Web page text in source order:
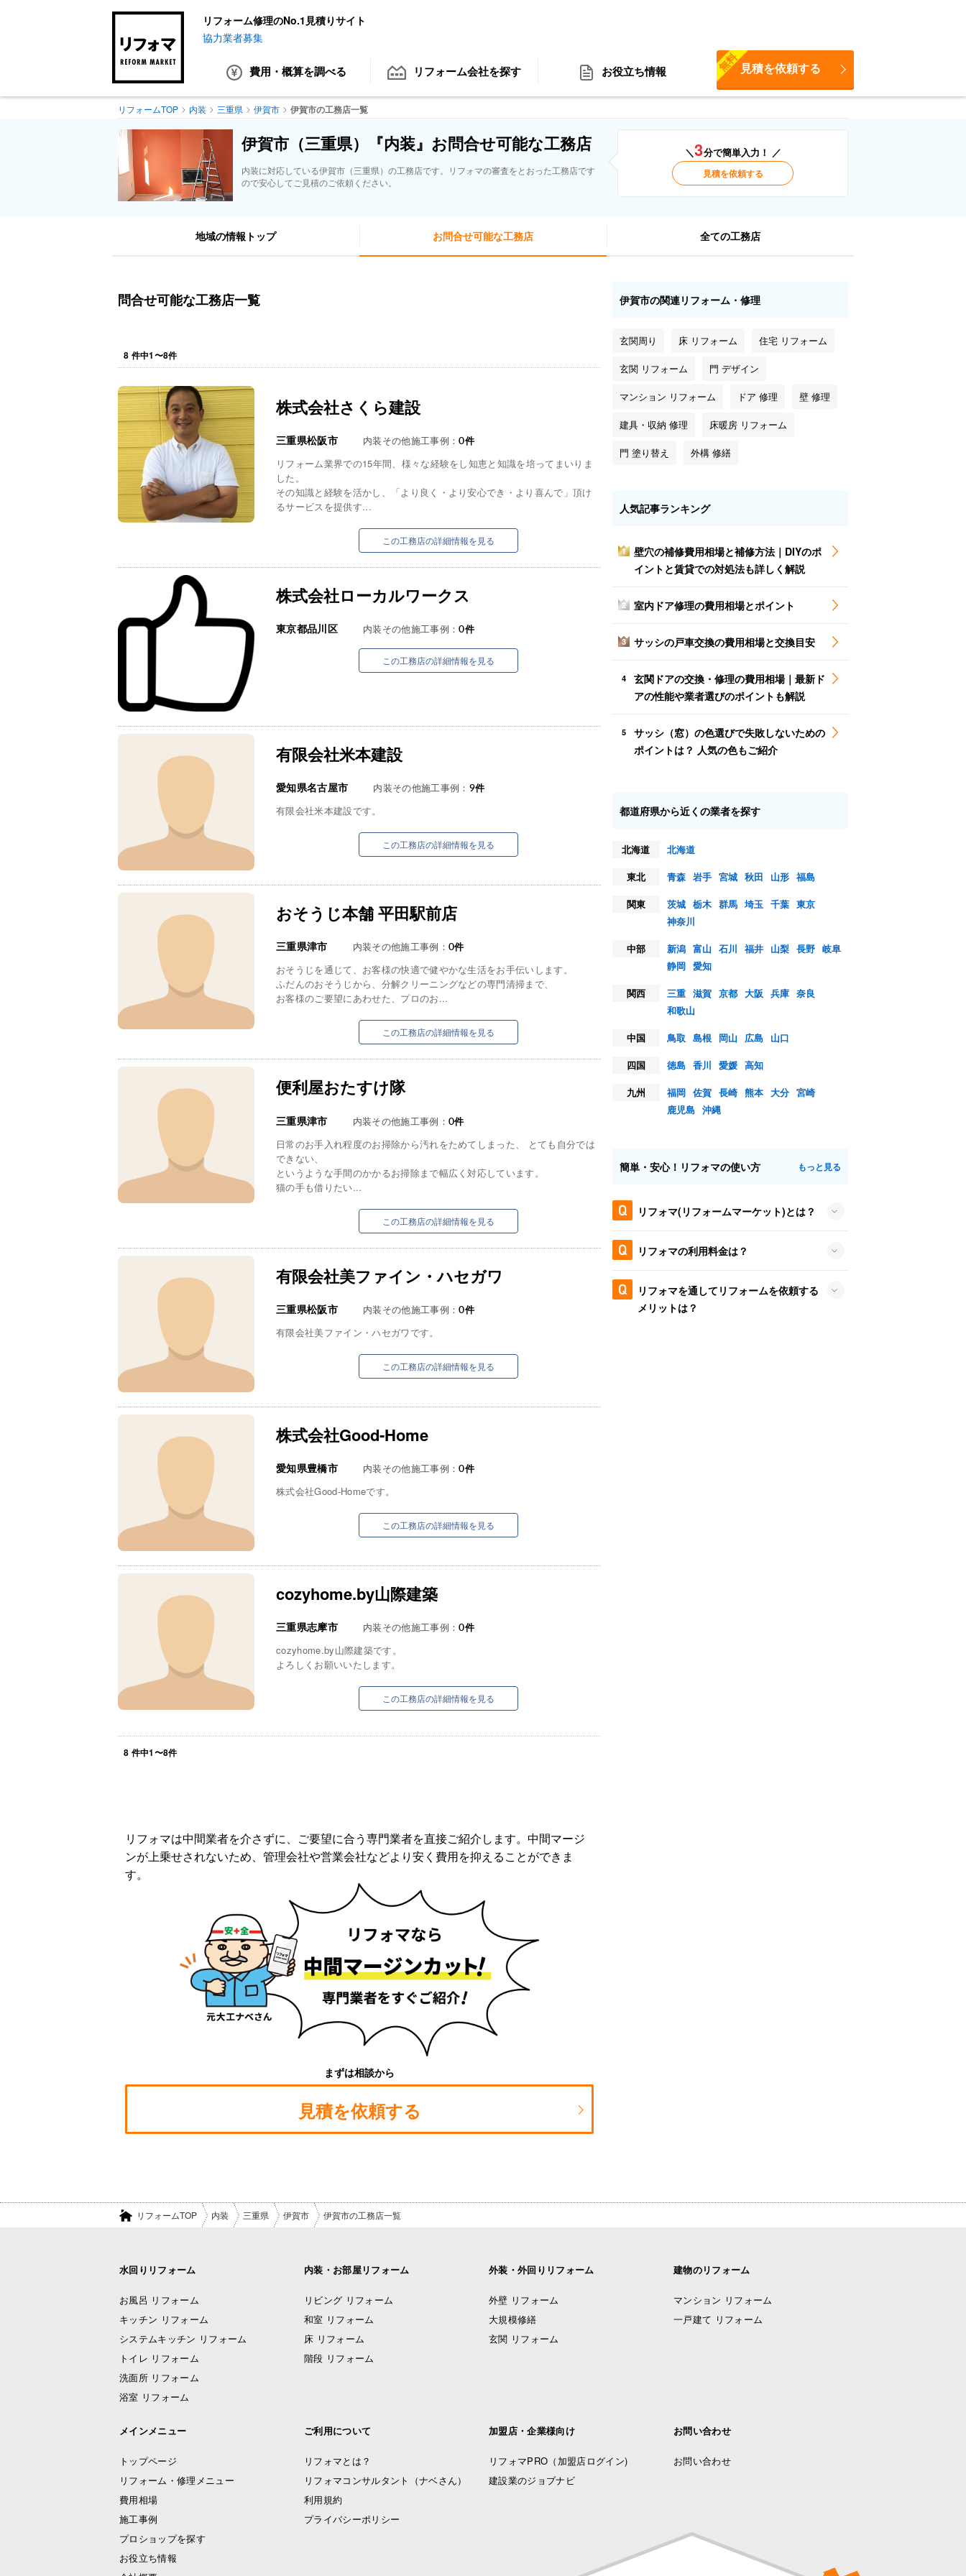
リフォーム修理のNo.1見積りサイト
協力業者募集
費用・概算を調べる リフォーム会社を探す お役立ち情報 見積を依頼する
無料
リフォームTOP 内装 三重県 伊賀市 伊賀市の工務店一覧
伊賀市（三重県）『内装』お問合せ可能な工務店
内装に対応している伊賀市（三重県）の工務店です。リフォマの審査をとおった工務店です
ので安心してご見積のご依頼ください。
＼3分で簡単入力！ ／
見積を依頼する
地域の情報トップ お問合せ可能な工務店 全ての工務店
問合せ可能な工務店一覧
8 件中1〜8件
株式会社さくら建設
三重県松阪市 内装その他施工事例：0件
リフォーム業界での15年間、様々な経験をし知恵と知識を培ってまいりま
した。
その知識と経験を活かし、「より良く・より安心でき・より喜んで」頂け
るサービスを提供す...
この工務店の詳細情報を見る
株式会社ローカルワークス
東京都品川区 内装その他施工事例：0件
この工務店の詳細情報を見る
有限会社米本建設
愛知県名古屋市 内装その他施工事例： 9件
有限会社米本建設です。
この工務店の詳細情報を見る
おそうじ本舗 平田駅前店
三重県津市 内装その他施工事例： 0件
おそうじを通じて、お客様の快適で健やかな生活をお手伝いします。
ふだんのおそうじから、分解クリーニングなどの専門清掃まで、
お客様のご要望にあわせた、プロのお...
この工務店の詳細情報を見る
便利屋おたすけ隊
三重県津市 内装その他施工事例： 0件
日常のお手入れ程度のお掃除から汚れをためてしまった、 とても自分では
できない、
というような手間のかかるお掃除まで幅広く対応しています。
猫の手も借りたい...
この工務店の詳細情報を見る
有限会社美ファイン・ハセガワ
三重県松阪市 内装その他施工事例：0件
有限会社美ファイン・ハセガワです。
この工務店の詳細情報を見る
株式会社Good-Home
愛知県豊橋市 内装その他施工事例：0件
株式会社Good-Homeです。
この工務店の詳細情報を見る
cozyhome.by山際建築
三重県志摩市 内装その他施工事例：0件
cozyhome.by山際建築です。
よろしくお願いいたします。
この工務店の詳細情報を見る
8 件中1〜8件
リフォマは中間業者を介さずに、ご要望に合う専門業者を直接ご紹介します。中間マージ
ンが上乗せされないため、管理会社や営業会社などより安く費用を抑えることができま
す。
まずは相談から
見積を依頼する
伊賀市の関連リフォーム・修理
玄関周り 床 リフォーム 住宅 リフォーム
玄関 リフォーム 門 デザイン
マンション リフォーム ドア 修理 壁 修理
建具・収納 修理 床暖房 リフォーム
門 塗り替え 外構 修繕
人気記事ランキング
1
壁穴の補修費用相場と補修方法｜DIYのポ
イントと賃貸での対処法も詳しく解説
2 室内ドア修理の費用相場とポイント
3 サッシの戸車交換の費用相場と交換目安
4
玄関ドアの交換・修理の費用相場｜最新ド
アの性能や業者選びのポイントも解説
5
サッシ（窓）の色選びで失敗しないための
ポイントは？ 人気の色もご紹介
都道府県から近くの業者を探す
北海道
北海道
東北
青森 岩手 宮城 秋田 山形 福島
関東
茨城 栃木 群馬 埼玉 千葉 東京
神奈川
中部
新潟 富山 石川 福井 山梨 長野 岐阜
静岡 愛知
関西
三重 滋賀 京都 大阪 兵庫 奈良
和歌山
中国
鳥取 島根 岡山 広島
山口
四国
徳島 香川 愛媛 高知
九州
福岡 佐賀 長崎 熊本 大分 宮崎
鹿児島 沖縄
簡単・安心！リフォマの使い方 もっと見る
リフォマ(リフォームマーケット)とは？
リフォマの利用料金は？
リフォマを通してリフォームを依頼する
メリットは？
リフォームTOP 内装 三重県 伊賀市 伊賀市の工務店一覧
水回りリフォーム
お風呂 リフォーム
キッチン リフォーム
システムキッチン リフォーム
トイレ リフォーム
洗面所 リフォーム
浴室 リフォーム
内装・お部屋リフォーム
リビング リフォーム
和室 リフォーム
床 リフォーム
階段 リフォーム
外装・外回りリフォーム
外壁 リフォーム
大規模修繕
玄関 リフォーム
建物のリフォーム
マンション リフォーム
一戸建て リフォーム
メインメニュー
トップページ
リフォーム・修理メニュー
費用相場
施工事例
プロショップを探す
お役立ち情報
ご利用について
リフォマとは？
リフォマコンサルタント（ナベさん）
利用規約
プライバシーポリシー
加盟店・企業様向け
リフォマPRO （加盟店ログイン)
建設業のジョブナビ
お問い合わせ
お問い合わせ